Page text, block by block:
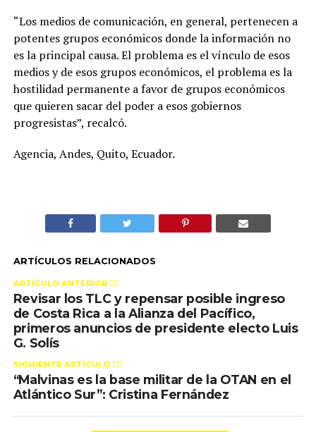
“Los medios de comunicación, en general, pertenecen a
potentes grupos económicos donde la información no
es la principal causa. El problema es el vínculo de esos
medios y de esos grupos económicos, el problema es la
hostilidad permanente a favor de grupos económicos
que quieren sacar del poder a esos gobiernos
progresistas”, recalcó.
Agencia, Andes, Quito, Ecuador.
ARTÍCULOS RELACIONADOS
ARTÍCULO ANTERIOR 👉🏻
Revisar los TLC y repensar posible ingreso
de Costa Rica a la Alianza del Pacífico,
primeros anuncios de presidente electo Luis
G. Solís
SIGUIENTE ARTÍCULO 👈🏻
“Malvinas es la base militar de la OTAN en el
Atlántico Sur”: Cristina Fernández